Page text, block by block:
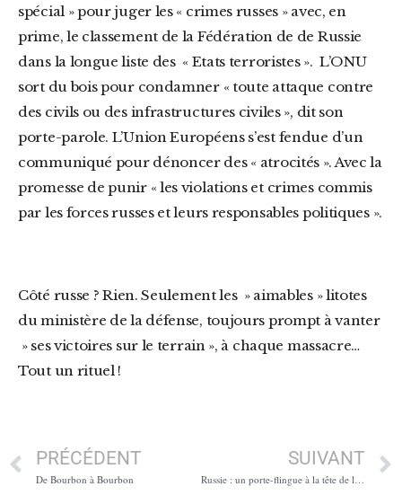
spécial » pour juger les « crimes russes » avec, en
prime, le classement de la Fédération de de Russie
dans la longue liste des « Etats terroristes ». L’ONU
sort du bois pour condamner « toute attaque contre
des civils ou des infrastructures civiles », dit son
porte-parole. L’Union Européens s’est fendue d’un
communiqué pour dénoncer des « atrocités ». Avec la
promesse de punir « les violations et crimes commis
par les forces russes et leurs responsables politiques ».
Côté russe ? Rien. Seulement les » aimables » litotes
du ministère de la défense, toujours prompt à vanter
» ses victoires sur le terrain », à chaque massacre…
Tout un rituel !
PRÉCÉDENT
De Bourbon à Bourbon
SUIVANT
Russie : un porte-flingue à la tête de l’agence spatiale russe